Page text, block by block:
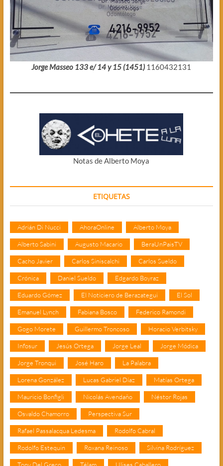
Jorge Masseo 133 e/ 14 y 15 (1451) 1160432131
Notas de Alberto Moya
ETIQUETAS
Adrián Di Nucci AhoraOnline Alberto Moya
Alberto Sabini Augusto Macario BeraUnPaisTV
Cacho Javier Carlos Siniscalchi Carlos Sueldo
Crónica Daniel Sueldo Edgardo Boyraz
Eduardo Gómez El Noticiero de Berazategui El Sol
Emanuel Lynch Fabiana Bosco Federico Ramondi
Gogo Morete Guillermo Troncoso Horacio Verbitsky
Infosur Jesús Ortega Jorge Leal Jorge Módica
Jorge Tronqui José Haro La Palabra
Lorena González Lucas Gabriel Díaz Matías Ortega
Mauricio Bonfigli Nicolás Avendaño Néstor Rojas
Osvaldo Chamorro Perspectiva Sur
Rafael Passalacqua Ledesma Rodolfo Cabral
Rodolfo Estequin Roxana Reinoso Silvina Rodríguez